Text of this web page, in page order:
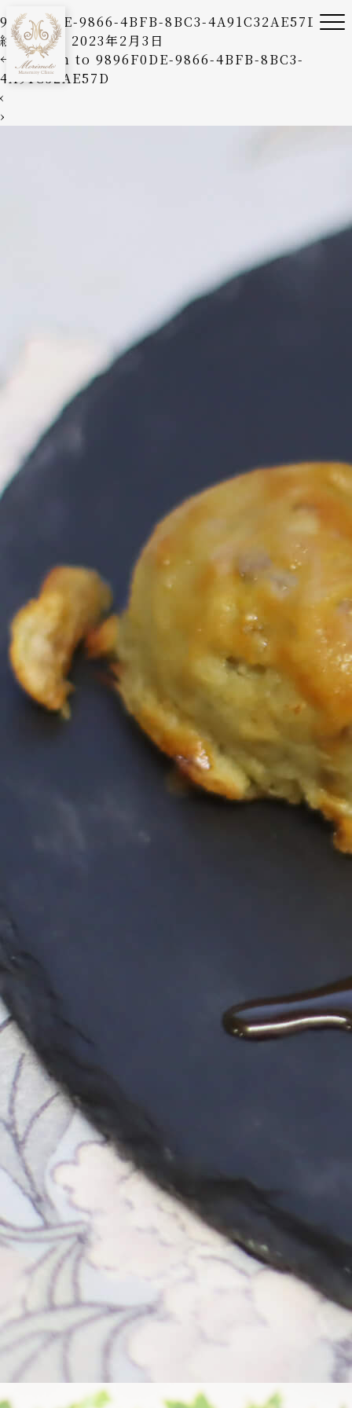
9896F0DE-9866-4BFB-8BC3-4A91C32AE57D
絵美森本
2023年2月3日
←
Return to 9896F0DE-9866-4BFB-8BC3-
4A91C32AE57D
‹
›